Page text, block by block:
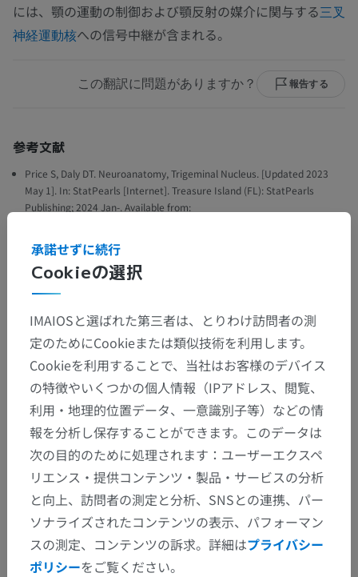
には、顎の運動の制御および顎反射の媒介に関与する三叉
神経運動核への信号中継が含まれる。
この翻訳に問題がありますか？ 報告する
参考文献
Price S, Daly DT. Neuroanatomy, Trigeminal Nucleus. [Updated 2023
May 1]. In: StatPearls [Internet]. Treasure Island (FL): StatPearls
Publishing; 2024 Jan-. Available from:
人体解剖学2
人体解剖学1
系統解剖> 神経系> 中枢神経系 > 脳> 菱脳>
後脳；橋と小脳> 橋> 橋被蓋；橋背側部> 白質>
三叉神経中脳路
下位構造：
この解剖学的部位には下位構造がありま
せん
Cookieの選択
承諾せずに続行
IMAIOSと選ばれた第三者は、とりわけ訪問者の測
定のためにCookieまたは類似技術を利用します。
Cookieを利用することで、当社はお客様のデバイス
の特徴やいくつかの個人情報（IPアドレス、閲覧、
利用・地理的位置データ、一意識別子等）などの情
報を分析し保存することができます。このデータは
次の目的のために処理されます：ユーザーエクスペ
リエンス・提供コンテンツ・製品・サービスの分析
と向上、訪問者の測定と分析、SNSとの連携、パー
ソナライズされたコンテンツの表示、パフォーマン
スの測定、コンテンツの訴求。詳細はプライバシー
ポリシーをご覧ください。